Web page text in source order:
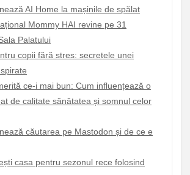
AI Home la mașinile de spălat
Mommy HAI revine pe 31
Palatului
copii fără stres: secretele unei
ce-i mai bun: Cum influențează o
de calitate sănătatea și somnul celor
căutarea pe Mastodon și de ce e
casa pentru sezonul rece folosind